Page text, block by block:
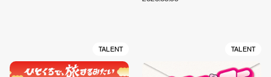
TALENT TALENT